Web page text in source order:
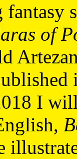
of
I